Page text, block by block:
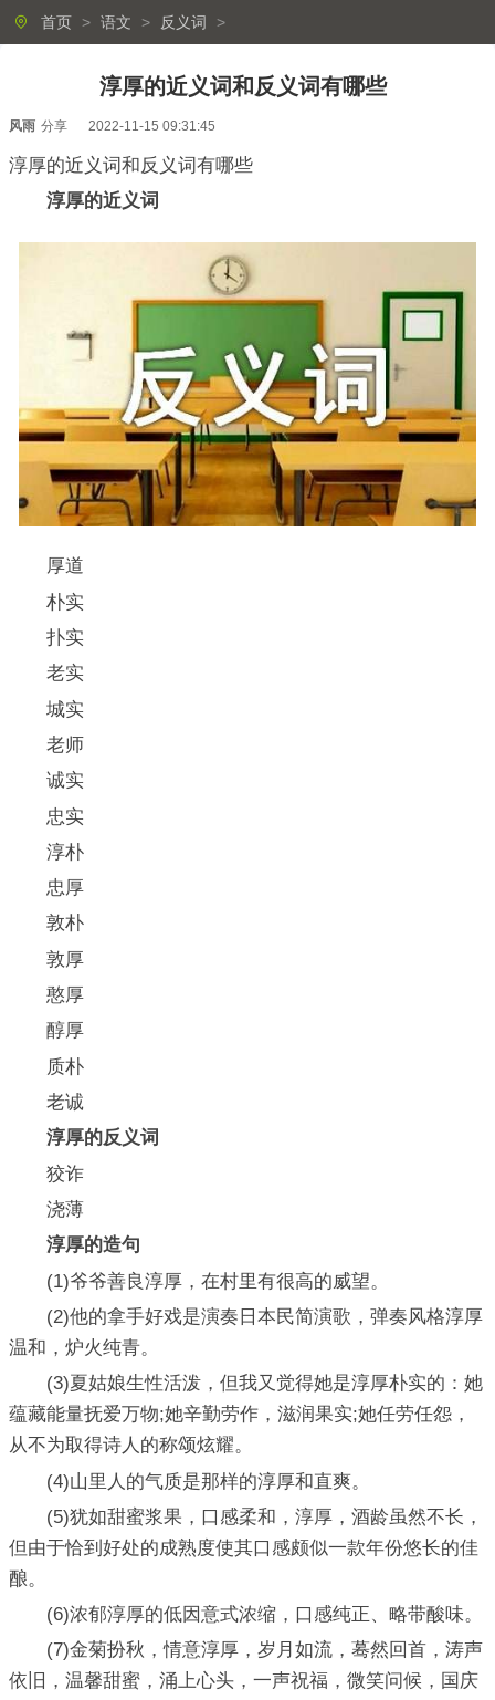
首页 > 语文 > 反义词 >
淳厚的近义词和反义词有哪些
风雨 分享 2022-11-15 09:31:45
淳厚的近义词和反义词有哪些
淳厚的近义词
厚道
朴实
扑实
老实
城实
老师
诚实
忠实
淳朴
忠厚
敦朴
敦厚
憨厚
醇厚
质朴
老诚
淳厚的反义词
狡诈
浇薄
淳厚的造句
(1)爷爷善良淳厚，在村里有很高的威望。
(2)他的拿手好戏是演奏日本民简演歌，弹奏风格淳厚
温和，炉火纯青。
(3)夏姑娘生性活泼，但我又觉得她是淳厚朴实的：她
蕴藏能量抚爱万物;她辛勤劳作，滋润果实;她任劳任怨，
从不为取得诗人的称颂炫耀。
(4)山里人的气质是那样的淳厚和直爽。
(5)犹如甜蜜浆果，口感柔和，淳厚，酒龄虽然不长，
但由于恰到好处的成熟度使其口感颇似一款年份悠长的佳
酿。
(6)浓郁淳厚的低因意式浓缩，口感纯正、略带酸味。
(7)金菊扮秋，情意淳厚，岁月如流，蓦然回首，涛声
依旧，温馨甜蜜，涌上心头，一声祝福，微笑问候，国庆